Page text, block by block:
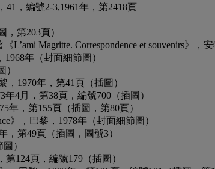
41，編號2-3,1961年，第2418頁
，第203頁）
Magritte. Correspondence et souvenirs》，
1968年（封面細節圖）
）
，1970年，第41頁（插圖）
年4月，第38頁，編號700（插圖）
年，第155頁（插圖，第80頁）
》，巴黎，1978年（封面細節圖）
，第49頁（插圖，圖號3）
）
第124頁，編號179（插圖）